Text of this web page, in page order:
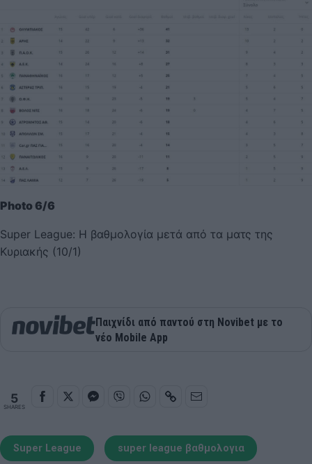
Photo 6/6
Super League: Η βαθμολογία μετά από τα ματς της
Κυριακής (10/1)
Παιχνίδι από παντού στη Novibet με το
νέο Mobile App
5
SHARES
Super League super league βαθμολογια